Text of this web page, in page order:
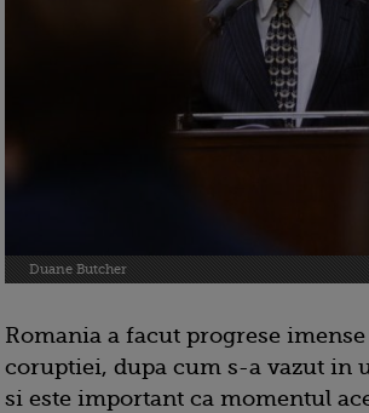
Duane Butcher
Romania a facut progrese
coruptiei, dupa cum s-a vazut in
si este important ca momentul